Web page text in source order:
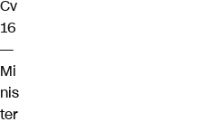
Cv
16
—
Mi
nis
ter